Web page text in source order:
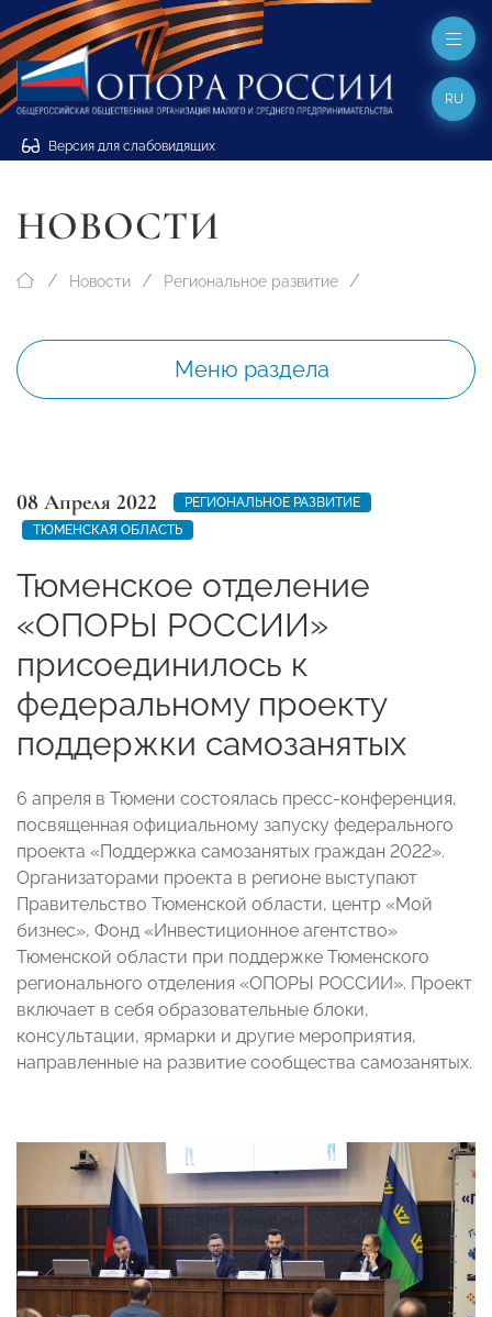
Версия для слабовидящих
RU
НОВОСТИ
Новости Региональное развитие
Меню раздела
08 Апреля 2022
РЕГИОНАЛЬНОЕ РАЗВИТИЕ
ТЮМЕНСКАЯ ОБЛАСТЬ
Тюменское отделение
«ОПОРЫ РОССИИ»
присоединилось к
федеральному проекту
поддержки самозанятых
6 апреля в Тюмени состоялась пресс-конференция,
посвященная официальному запуску федерального
проекта «Поддержка самозанятых граждан 2022».
Организаторами проекта в регионе выступают
Правительство Тюменской области, центр «Мой
бизнес», Фонд «Инвестиционное агентство»
Тюменской области при поддержке Тюменского
регионального отделения «ОПОРЫ РОССИИ». Проект
включает в себя образовательные блоки,
консультации, ярмарки и другие мероприятия,
направленные на развитие сообщества самозанятых.